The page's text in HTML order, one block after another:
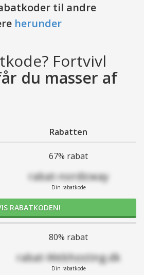
til andre
herunder
Fortvivl
du masser af
Rabatten
67% rabat
rabat-nordicway
Din rabatkode
RABATKODEN!
80% rabat
rabat-Webhosting.dk
Din rabatkode